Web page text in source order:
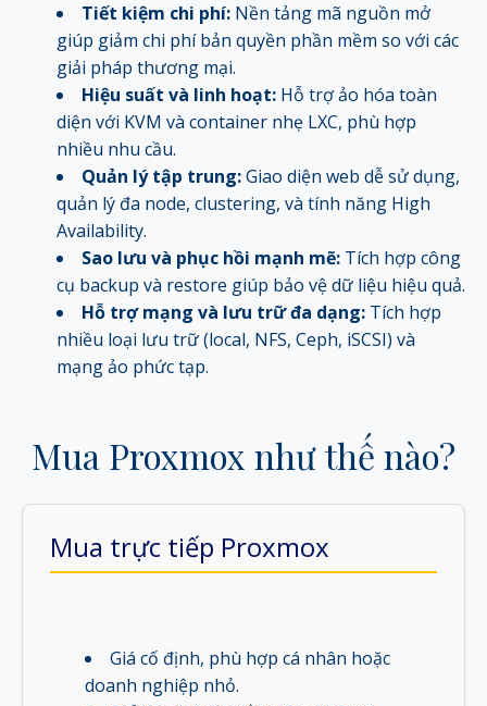
Tiết kiệm chi phí: Nền tảng mã nguồn mở
giúp giảm chi phí bản quyền phần mềm so với các
giải pháp thương mại.
Hiệu suất và linh hoạt: Hỗ trợ ảo hóa toàn
diện với KVM và container nhẹ LXC, phù hợp
nhiều nhu cầu.
Quản lý tập trung:Giao diện web dễ sử dụng,
quản lý đa node, clustering, và tính năng High
Availability.
Sao lưu và phục hồi mạnh mẽ: Tích hợp công
cụ backup và restore giúp bảo vệ dữ liệu hiệu quả.
Hỗ trợ mạng và lưu trữ đa dạng: Tích hợp
nhiều loại lưu trữ (local, NFS, Ceph, iSCSI) và
mạng ảo phức tạp.
Mua Proxmox như thế nào?
Mua trực tiếp Proxmox
Giá cố định, phù hợp cá nhân hoặc
doanh nghiệp nhỏ.